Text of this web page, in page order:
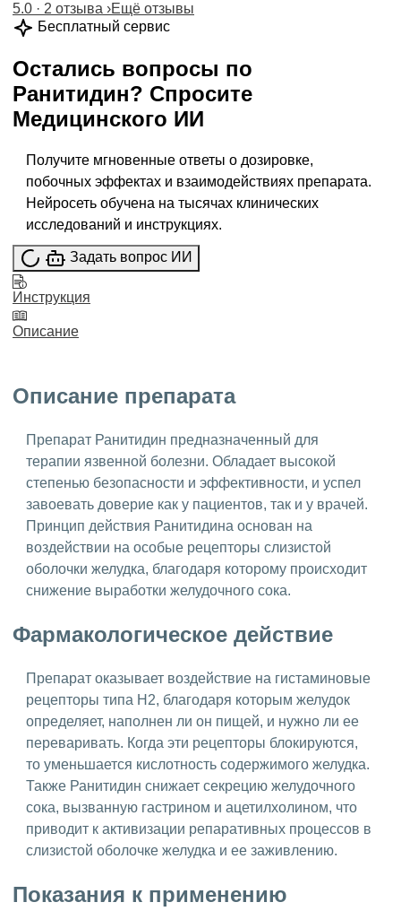
5.0 · 2 отзыва ›Ещё отзывы
Бесплатный сервис
Остались вопросы по
Ранитидин? Спросите
Медицинского ИИ
Получите мгновенные ответы о дозировке,
побочных эффектах и взаимодействиях препарата.
Нейросеть обучена на тысячах клинических
исследований и инструкциях.
Задать вопрос ИИ
Инструкция
Описание
Описание препарата
Препарат Ранитидин предназначенный для
терапии язвенной болезни. Обладает высокой
степенью безопасности и эффективности, и успел
завоевать доверие как у пациентов, так и у врачей.
Принцип действия Ранитидина основан на
воздействии на особые рецепторы слизистой
оболочки желудка, благодаря которому происходит
снижение выработки желудочного сока.
Фармакологическое действие
Препарат оказывает воздействие на гистаминовые
рецепторы типа H2, благодаря которым желудок
определяет, наполнен ли он пищей, и нужно ли ее
переваривать. Когда эти рецепторы блокируются,
то уменьшается кислотность содержимого желудка.
Также Ранитидин снижает секрецию желудочного
сока, вызванную гастрином и ацетилхолином, что
приводит к активизации репаративных процессов в
слизистой оболочке желудка и ее заживлению.
Показания к применению